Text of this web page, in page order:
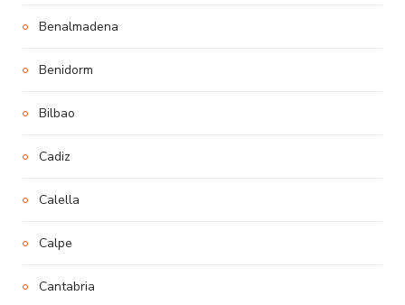
Benalmadena
Benidorm
Bilbao
Cadiz
Calella
Calpe
Cantabria